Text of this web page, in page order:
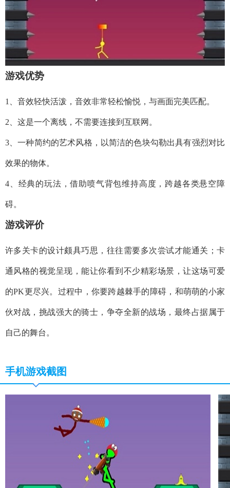
游戏优势
1、音效轻快活泼，音效非常轻松愉悦，与画面完美匹配。
2、这是一个离线，不需要连接到互联网。
3、一种简约的艺术风格，以简洁的色块勾勒出具有强烈对比
效果的物体。
4、经典的玩法，借助喷气背包维持高度，跨越各类悬空障
碍。
游戏评价
许多关卡的设计颇具巧思，往往需要多次尝试才能通关；卡
通风格的视觉呈现，能让你看到不少精彩场景，让这场可爱
的PK更尽兴。过程中，你要跨越棘手的障碍，和萌萌的小家
伙对战，挑战强大的骑士，争夺全新的战场，最终占据属于
自己的舞台。
手机游戏截图